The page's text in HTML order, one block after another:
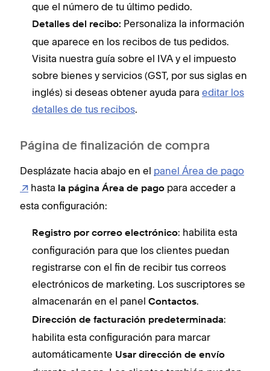
que el número de tu último pedido.
Detalles del recibo: Personaliza la información
que aparece en los recibos de tus pedidos.
Visita nuestra guía sobre el IVA y el impuesto
sobre bienes y servicios (GST, por sus siglas en
inglés) si deseas obtener ayuda para editar los
detalles de tus recibos.
Página de finalización de compra
Desplázate hacia abajo en el panel Área de pago
hasta la página Área de pago para acceder a
esta configuración:
Registro por correo electrónico: habilita esta
configuración para que los clientes puedan
registrarse con el fin de recibir tus correos
electrónicos de marketing. Los suscriptores se
almacenarán en el panel Contactos.
Dirección de facturación predeterminada:
habilita esta configuración para marcar
automáticamente Usar dirección de envío